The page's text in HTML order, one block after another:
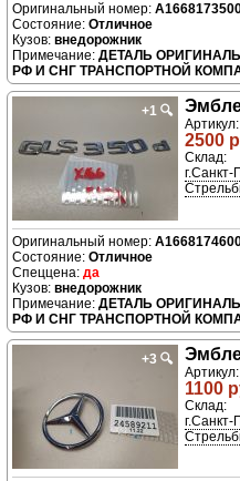
Отличное
внедорожник
ДЕТАЛЬ
РФ И СНГ ТРАНСПОРТНОЙ
+1 🔍
2500
Склад:
г.Санкт-
Отличное
да
внедорожник
ДЕТАЛЬ
РФ И СНГ ТРАНСПОРТНОЙ
+3 🔍
1100
Склад:
г.Санкт-